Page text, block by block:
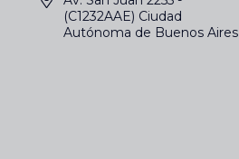
(C1232AAE) Ciudad
Autónoma de Buenos Aires